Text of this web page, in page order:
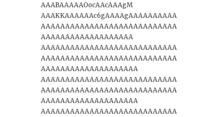
AAABAAAAAOocAAcAAAgM
AAAKKAAAAAAc6gAAAAgAAAAAAAAAA
AAAAAAAAAAAAAAAAAAAAAAAAAAAA
AAAAAAAAAAAAAAAAAAA
AAAAAAAAAAAAAAAAAAAAAAAAAAAA
AAAAAAAAAAAAAAAAAAAAAAAAAAAA
AAAAAAAAAAAAAAAAAAAA
AAAAAAAAAAAAAAAAAAAAAAAAAAAA
AAAAAAAAAAAAAAAAAAAAAAAAAAAA
AAAAAAAAAAAAAAAAAAAA
AAAAAAAAAAAAAAAAAAAAAAAAAAAA